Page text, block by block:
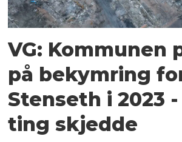
VG: Kommunen
på bekymring
Stenseth i 2023
ting skjedde